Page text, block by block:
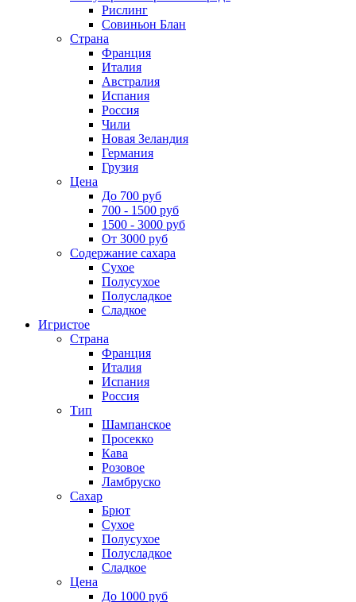
Рислинг
Совиньон Блан
Страна
Франция
Италия
Австралия
Испания
Россия
Чили
Новая Зеландия
Германия
Грузия
Цена
До 700 руб
700 - 1500 руб
1500 - 3000 руб
От 3000 руб
Содержание сахара
Сухое
Полусухое
Полусладкое
Сладкое
Игристое
Страна
Франция
Италия
Испания
Россия
Тип
Шампанское
Просекко
Кава
Розовое
Ламбруско
Сахар
Брют
Сухое
Полусухое
Полусладкое
Сладкое
Цена
До 1000 руб